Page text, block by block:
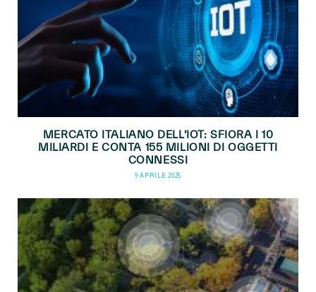
MERCATO ITALIANO DELL’IOT: SFIORA I 10
MILIARDI E CONTA 155 MILIONI DI OGGETTI
CONNESSI
9 APRILE 2025